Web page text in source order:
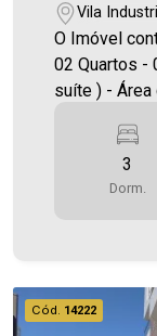
Vila
O Imóvel
02 Quartos -
suíte ) -
Ativa possui
imóveis
excelência
todavia,
qualquer
3
Dorm.
Cód. 14222